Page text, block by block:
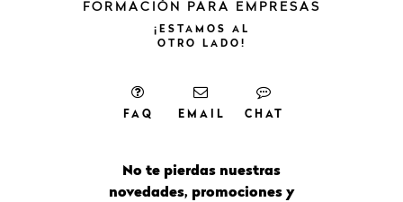
FORMACIÓN PARA EMPRESAS
No te pierdas nuestras
novedades, promociones y
¡ESTAMOS
AL
OTRO
LADO!
FAQ EMAIL CHAT